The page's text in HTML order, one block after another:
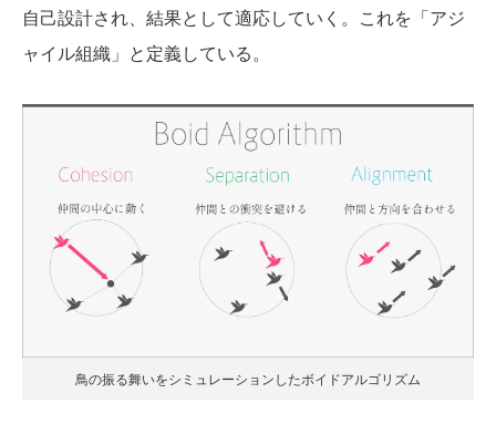
自己設計され、結果として適応していく。これを「アジ
ャイル組織」と定義している。
鳥の振る舞いをシミュレーションしたボイドアルゴリズム